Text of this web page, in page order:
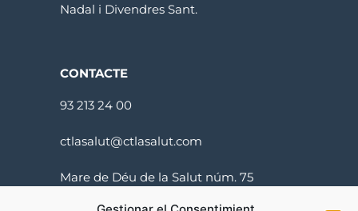
Nadal i Divendres Sant.
CONTACTE
93 213 24 00
ctlasalut@ctlasalut.com
Mare de Déu de la Salut núm. 75